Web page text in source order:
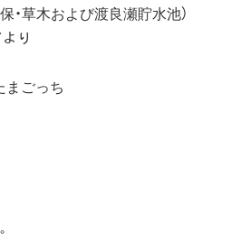
保・草木および渡良瀬貯水池）
り
まごっち